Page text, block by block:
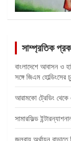
সাম্প্রতিক
বাংলাদেশে আবাসন ও
সঙ্গে জিএম হোল্ডিংসের
আরামকো ট্রেডিং
সামারফিল্ড